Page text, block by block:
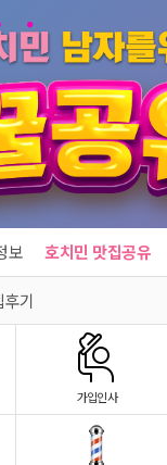
보 호치민 맛집공유
후기
가입인사